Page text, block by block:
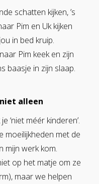
schatten kijken, ’s
Pim en Uk kijken
in bed kruip.
Pim keek en zijn
baasje in zijn slaap.
alleen
‘niet méér kinderen’.
moeilijkheden met de
mijn werk kom.
op het matje om ze
maar we helpen